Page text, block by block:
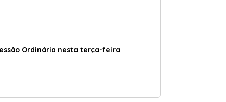
Ordinária nesta terça-feira